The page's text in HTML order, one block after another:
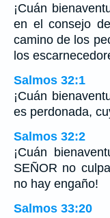
¡Cuán
en el consejo
camino de los
los
Salmos 32:1
¡Cuán
es perdonada,
Salmos 32:2
¡Cuán
SEÑOR no
no hay engaño!
Salmos 33:20